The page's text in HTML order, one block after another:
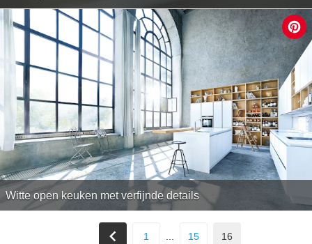
Witte open keuken met verfijnde details
1 15 16